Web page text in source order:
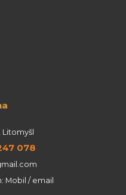
Litomyšl
078
Mobil / email